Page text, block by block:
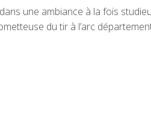
une ambiance à la fois
du tir à l’arc